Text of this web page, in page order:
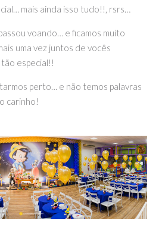
mais ainda isso tudo!!, rsrs…
voando… e ficamos muito
uma vez juntos de vocês
especial!!
perto… e não temos palavras
carinho!